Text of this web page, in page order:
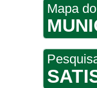
Mapa do